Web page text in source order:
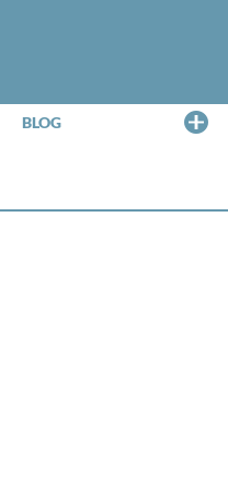
BLOG